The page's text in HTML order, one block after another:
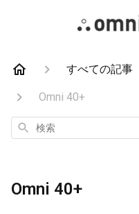
すべての記事
Omni 40+
検
索
Omni 40+